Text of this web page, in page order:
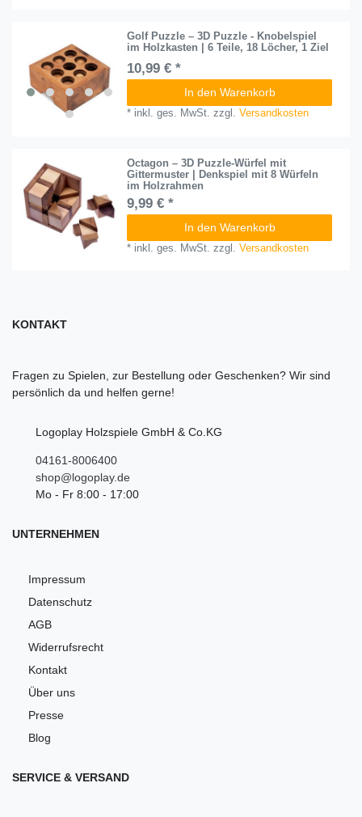
Golf Puzzle – 3D Puzzle - Knobelspiel
im Holzkasten | 6 Teile, 18 Löcher, 1 Ziel
10,99 € *
In den Warenkorb
* inkl. ges. MwSt. zzgl.Versandkosten
Octagon – 3D Puzzle-Würfel mit
Gittermuster | Denkspiel mit 8 Würfeln
im Holzrahmen
9,99 € *
In den Warenkorb
* inkl. ges. MwSt. zzgl.Versandkosten
KONTAKT
Fragen zu Spielen, zur Bestellung oder Geschenken? Wir sind
persönlich da und helfen gerne!
Logoplay Holzspiele GmbH & Co.KG
04161-8006400
shop@logoplay.de
Mo - Fr 8:00 - 17:00
UNTERNEHMEN
Impressum
Datenschutz
AGB
Widerrufsrecht
Kontakt
Über uns
Presse
Blog
SERVICE & VERSAND